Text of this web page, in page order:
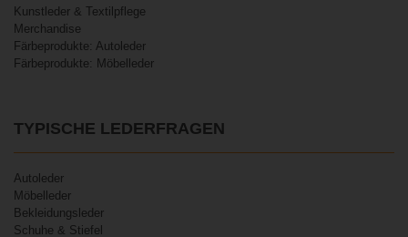
Kunstleder & Textilpflege
Merchandise
Färbeprodukte: Autoleder
Färbeprodukte: Möbelleder
TYPISCHE LEDERFRAGEN
Autoleder
Möbelleder
Bekleidungsleder
Schuhe & Stiefel